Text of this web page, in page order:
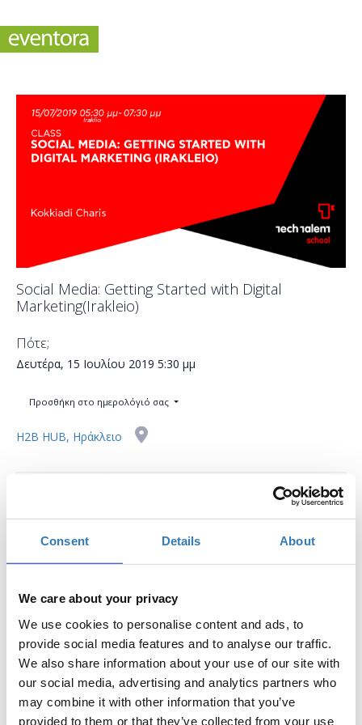
Consent Details About
We care about your privacy
We use cookies to personalise content and ads, to
provide social media features and to analyse our traffic.
We also share information about your use of our site with
our social media, advertising and analytics partners who
may combine it with other information that you’ve
provided to them or that they’ve collected from your use
Social Media: Getting Started with Digital
Marketing(Irakleio)
Πότε;
Δευτέρα, 15 Ιουλίου 2019 5:30 μμ
Προσθήκη στο ημερολόγιό σας
H2B HUB, Ηράκλειο
Η περίοδος εγγραφών έχει λήξει.
Το workshop έχει στόχο να δώσει την δυνατότητα στους
συμμετέχοντες να εκπαιδευτούν στη χρήση σημαντικών
μέσων κοινωνικής δικτύωσης, να μάθουν τον τρόπο
μέτρησης της αποτελεσματικότητας του Digital Marketing
και να δουν βέλτιστες πρακτικές απο καταξιωμένα brands.